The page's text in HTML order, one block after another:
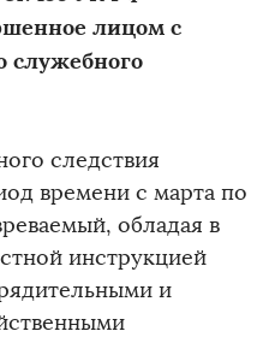
лицом с
служебного
следствия
времени с марта по
обладая в
инструкцией
и